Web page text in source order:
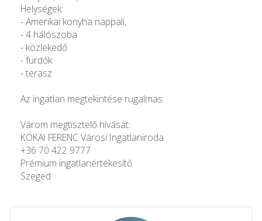
Helységek:
- Amerikai konyha nappali,
- 4 hálószoba
- közlekedő
- fürdők
- terasz
Az ingatlan megtekintése rugalmas.
Várom megtisztelő hívását:
KÓKAI FERENC Városi Ingatlaniroda
+36 70 422 9777
Prémium ingatlanértékesítő
Szeged